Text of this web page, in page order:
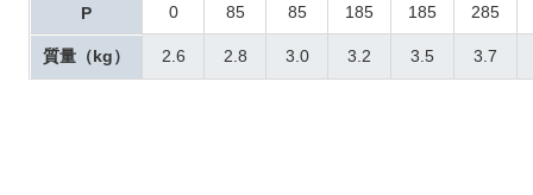
P 0 85 85 185 185 285
質量（kg） 2.6 2.8 3.0 3.2 3.5 3.7